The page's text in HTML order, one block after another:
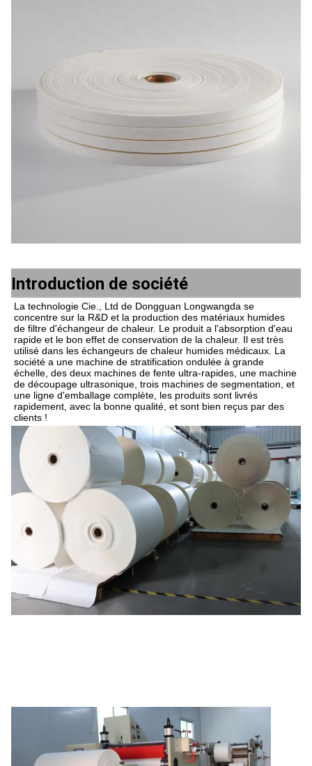
Introduction de société
La technologie Cie., Ltd de Dongguan Longwangda se
concentre sur la R&D et la production des matériaux humides
de filtre d'échangeur de chaleur. Le produit a l'absorption d'eau
rapide et le bon effet de conservation de la chaleur. Il est très
utilisé dans les échangeurs de chaleur humides médicaux. La
société a une machine de stratification ondulée à grande
échelle, des deux machines de fente ultra-rapides, une machine
de découpage ultrasonique, trois machines de segmentation, et
une ligne d'emballage complète, les produits sont livrés
rapidement, avec la bonne qualité, et sont bien reçus par des
clients !